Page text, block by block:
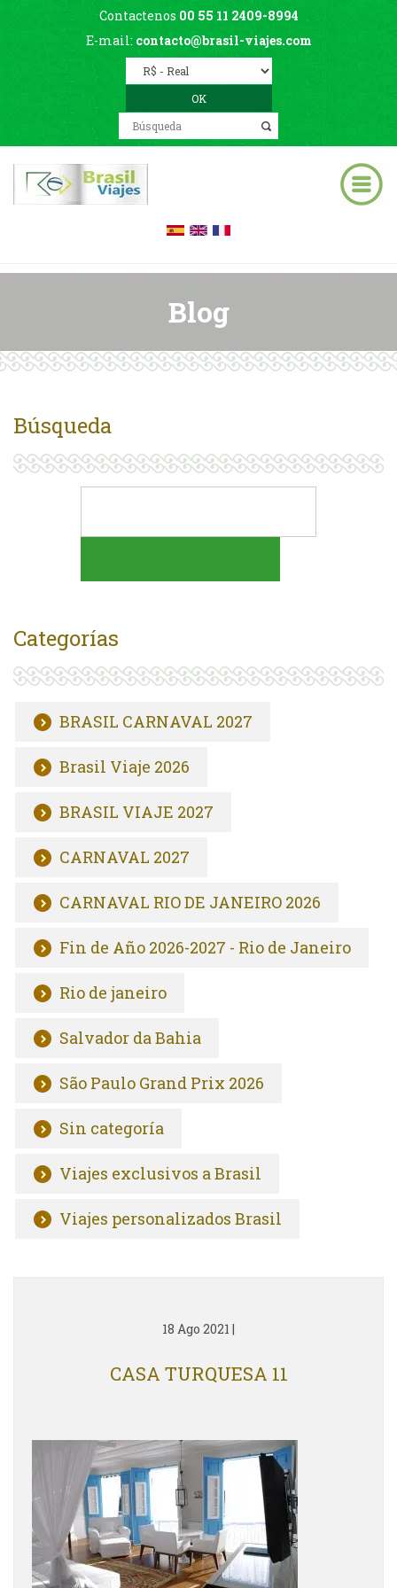
Contactenos 00 55 11 2409-8994
E-mail: contacto@brasil-viajes.com
Blog
Búsqueda
Categorías
BRASIL CARNAVAL 2027
Brasil Viaje 2026
BRASIL VIAJE 2027
CARNAVAL 2027
CARNAVAL RIO DE JANEIRO 2026
Fin de Año 2026-2027 - Rio de Janeiro
Rio de janeiro
Salvador da Bahia
São Paulo Grand Prix 2026
Sin categoría
Viajes exclusivos a Brasil
Viajes personalizados Brasil
18 Ago 2021 |
CASA TURQUESA 11